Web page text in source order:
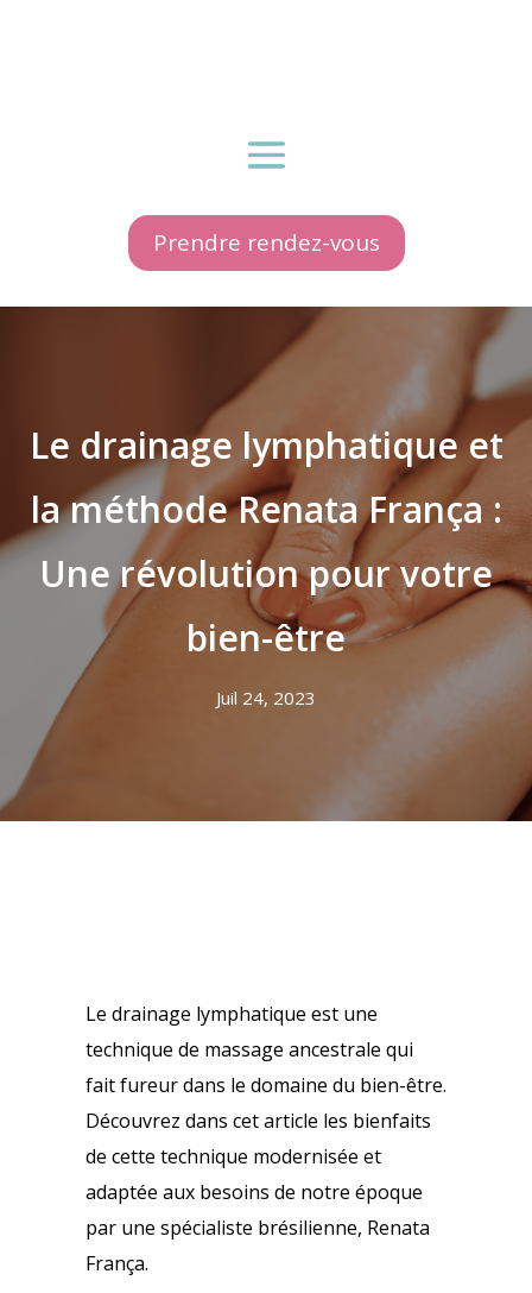
Prendre rendez-vous
Le drainage lymphatique et
la méthode Renata França :
Une révolution pour votre
bien-être
Juil 24, 2023
Le drainage lymphatique est une
technique de massage ancestrale qui
fait fureur dans le domaine du bien-être.
Découvrez dans cet article les bienfaits
de cette technique modernisée et
adaptée aux besoins de notre époque
par une spécialiste brésilienne, Renata
França.